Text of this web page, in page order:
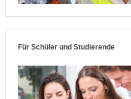
Für Schüler und Studierende